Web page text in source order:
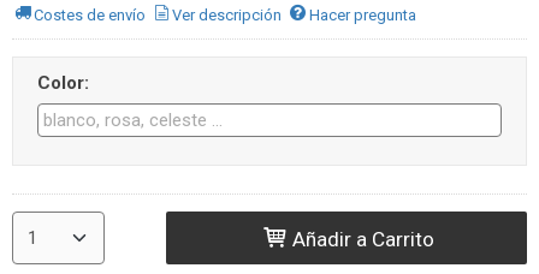
Costes de envío Ver descripción Hacer pregunta
Color:
Añadir a Carrito